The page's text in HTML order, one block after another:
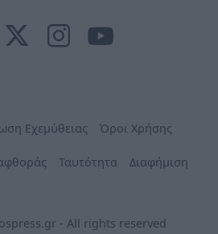
Εχεμύθειας Όροι Χρήσης
Ταυτότητα Διαφήμιση
- All rights reserved